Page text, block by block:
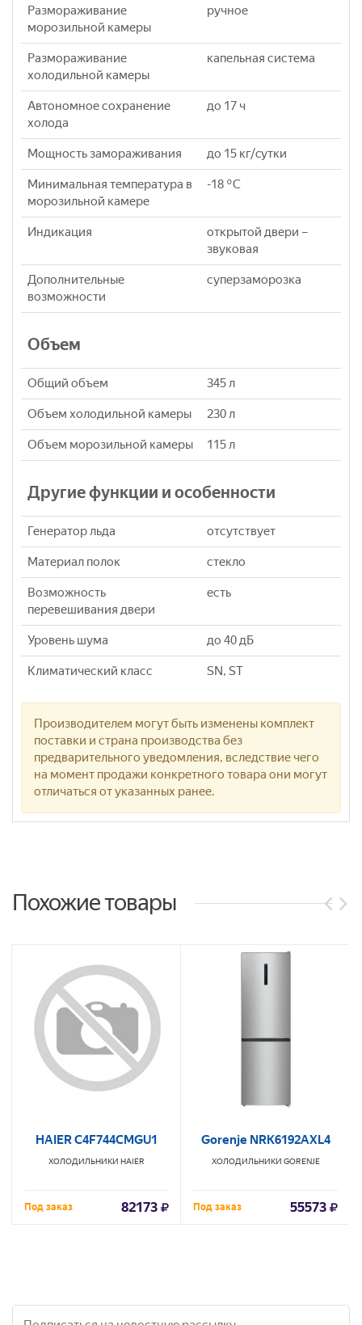
Размораживание
морозильной камеры
ручное
Размораживание
холодильной камеры
капельная система
Автономное сохранение
холода
до 17 ч
Мощность замораживания до 15 кг/cутки
Минимальная температура в
морозильной камере
-18 °C
Индикация
открытой двери –
звуковая
Дополнительные
возможности
суперзаморозка
Объем
Общий объем 345 л
Объем холодильной камеры 230 л
Объем морозильной камеры 115 л
Другие функции и особенности
Генератор льда отсутствует
Материал полок стекло
Возможность
перевешивания двери
есть
Уровень шума до 40 дБ
Климатический класс SN, ST
Производителем могут быть изменены комплект
поставки и страна производства без
предварительного уведомления, вследствие чего
на момент продажи конкретного товара они могут
отличаться от указанных ранее.
Похожие товары
HAIER C4F744CMGU1
ХОЛОДИЛЬНИКИ HAIER
Под заказ 82173
Gorenje NRK6192AXL4
ХОЛОДИЛЬНИКИ GORENJE
Под заказ 55573